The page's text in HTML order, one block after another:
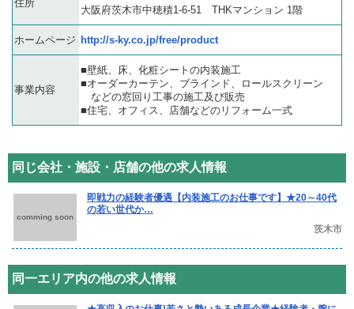
住所
大阪府茨木市中穂積1-6-51 THKマンション 1階
ホームページ http://s-ky.co.jp/free/product
事業内容
■壁紙、床、化粧シートの内装施工
■オーダーカーテン、ブラインド、ロールスクリーン
などの窓回り工事の施工及び販売
■住宅、オフィス、店舗などのリフォーム一式
同じ会社・施設・店舗の他の求人情報
comming soon
即戦力の経験者優遇【内装施工のお仕事です】★20～40代
の若い世代か…
茨木市
同一エリア内の他の求人情報